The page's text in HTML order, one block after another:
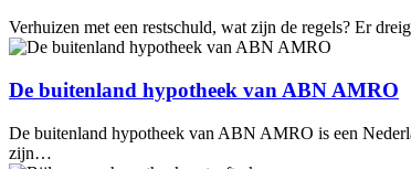
Verhuizen met een restschuld, wat zijn de regels? Er
De buitenland hypotheek van ABN AMRO
De buitenland hypotheek van ABN AMRO is een
zijn…